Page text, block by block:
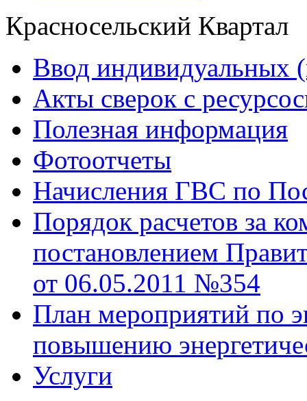
Красносельский Квартал
Ввод индивидуальных
Акты сверок с
Полезная информация
Фотоотчеты
Начисления ГВС по
Порядок расчетов за
постановлением
от 06.05.2011 №354
План мероприятий по
повышению
Услуги